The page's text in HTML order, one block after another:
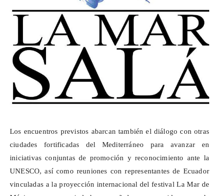
Los encuentros previstos abarcan también el diálogo con otras
ciudades fortificadas del Mediterráneo para avanzar en
iniciativas conjuntas de promoción y reconocimiento ante la
UNESCO, así como reuniones con representantes de Ecuador
vinculadas a la proyección internacional del festival La Mar de